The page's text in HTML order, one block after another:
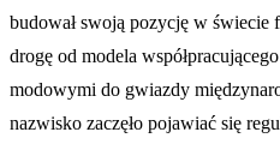
budował swoją pozycję w
drogę od modela
modowymi do gwiazdy
nazwisko zaczęło pojawiać się